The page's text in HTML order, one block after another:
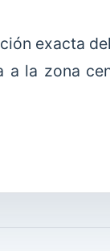
exacta
a la zona